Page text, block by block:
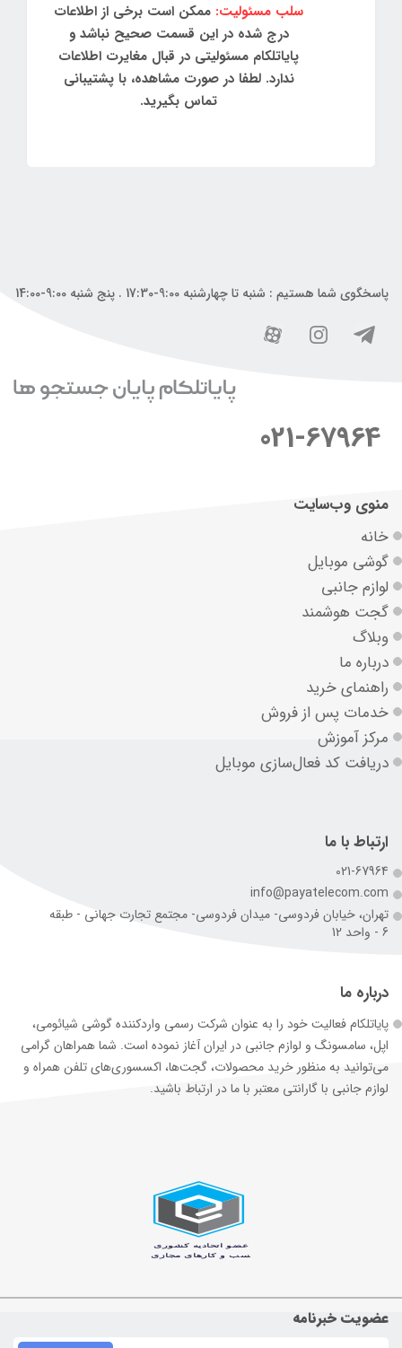
سلب مسئولیت: ممکن است برخی از اطلاعات
درج شده در این قسمت صحیح نباشد و
پایاتلکام مسئولیتی در قبال مغایرت اطلاعات
ندارد. لطفا در صورت مشاهده، با پشتیبانی
تماس بگیرید.
پاسخگوی شما هستیم : شنبه تا چهارشنبه 9:00-17:30 . پنج شنبه 9:00-14:00
021-67964
منوی وب‌سایت
خانه
گوشی موبایل
لوازم جانبی
گجت هوشمند
وبلاگ
درباره ما
راهنمای خرید
خدمات پس از فروش
مرکز آموزش
دریافت کد فعال‌سازی موبایل
ارتباط با ما
021-67964
info@payatelecom.com
تهران، خیابان فردوسی- میدان فردوسی- مجتمع تجارت جهانی - طبقه
6 - واحد 12
درباره ما
پایاتلکام فعالیت خود را به عنوان شرکت رسمی وارد‌کننده گوشی شیائومی،
اپل، سامسونگ و لوازم جانبی در ایران آغاز نموده است. شما همراهان گرامی
می‌توانید به منظور خرید محصولات، گجت‌ها، اکسسوری‌های تلفن همراه و
لوازم جانبی با گارانتی معتبر با ما در ارتباط باشید.
عضویت خبرنامه